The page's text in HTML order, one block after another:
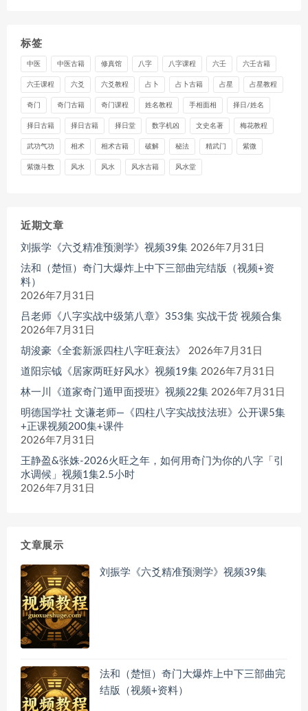
标签
中医 中医古籍 修真馆 八字 八字课程 六壬 六壬古籍
六壬课程 六爻 六爻教程 占卜 占卜古籍 占星 占星教程
奇门 奇门古籍 奇门课程 姓名教程 手相面相 择日/姓名
择日古籍 择日古籍 择日堂 数字机凶 文史名著 梅花教程
武功气功 相术 相术古籍 破解 秘法 精武门 紫微
紫微斗数 风水 风水 风水古籍 风水堂
近期文章
刘振学《六爻精准预测学》视频39集 2026年7月31日
法和（楚恒）奇门大爆炸上中下三部曲完结版（视频+资
料）
2026年7月31日
吕老师《八字实战中级第八章》353集 实战干货 视频合集
2026年7月31日
胡浚豪《全套新派四柱八字旺衰法》
2026年7月31日
道阳宗钺《居家两旺好风水》视频19集 2026年7月31日
林一川《道家奇门遁甲面授班》视频22集 2026年7月31日
明德国学社 文谦老师—《四柱八字实战技法班》公开课5集
+正课视频200集+课件
2026年7月31日
王静盈&张姝-2026火旺之年，如何用奇门为你的八字「引
水调候」视频1集2.5小时
2026年7月31日
文章展示
刘振学《六爻精准预测学》视频39集
法和（楚恒）奇门大爆炸上中下三部曲完
结版（视频+资料）